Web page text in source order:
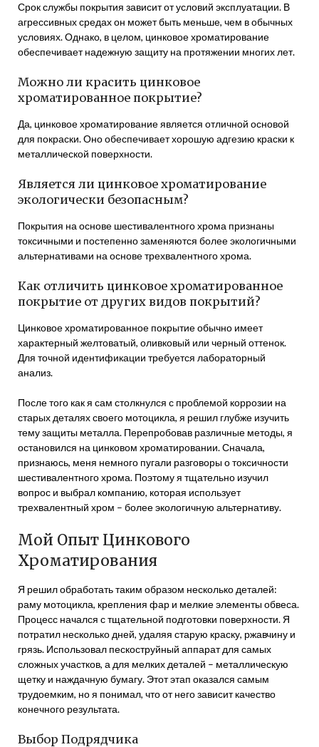
Срок службы покрытия зависит от условий эксплуатации. В
агрессивных средах он может быть меньше, чем в обычных
условиях. Однако, в целом, цинковое хроматирование
обеспечивает надежную защиту на протяжении многих лет.
Можно ли красить цинковое
хроматированное покрытие?
Да, цинковое хроматирование является отличной основой
для покраски. Оно обеспечивает хорошую адгезию краски к
металлической поверхности.
Является ли цинковое хроматирование
экологически безопасным?
Покрытия на основе шестивалентного хрома признаны
токсичными и постепенно заменяются более экологичными
альтернативами на основе трехвалентного хрома.
Как отличить цинковое хроматированное
покрытие от других видов покрытий?
Цинковое хроматированное покрытие обычно имеет
характерный желтоватый, оливковый или черный оттенок.
Для точной идентификации требуется лабораторный
анализ.
После того как я сам столкнулся с проблемой коррозии на
старых деталях своего мотоцикла, я решил глубже изучить
тему защиты металла. Перепробовав различные методы, я
остановился на цинковом хроматировании. Сначала,
признаюсь, меня немного пугали разговоры о токсичности
шестивалентного хрома. Поэтому я тщательно изучил
вопрос и выбрал компанию, которая использует
трехвалентный хром – более экологичную альтернативу.
Мой Опыт Цинкового
Хроматирования
Я решил обработать таким образом несколько деталей:
раму мотоцикла, крепления фар и мелкие элементы обвеса.
Процесс начался с тщательной подготовки поверхности. Я
потратил несколько дней, удаляя старую краску, ржавчину и
грязь. Использовал пескоструйный аппарат для самых
сложных участков, а для мелких деталей – металлическую
щетку и наждачную бумагу. Этот этап оказался самым
трудоемким, но я понимал, что от него зависит качество
конечного результата.
Выбор Подрядчика